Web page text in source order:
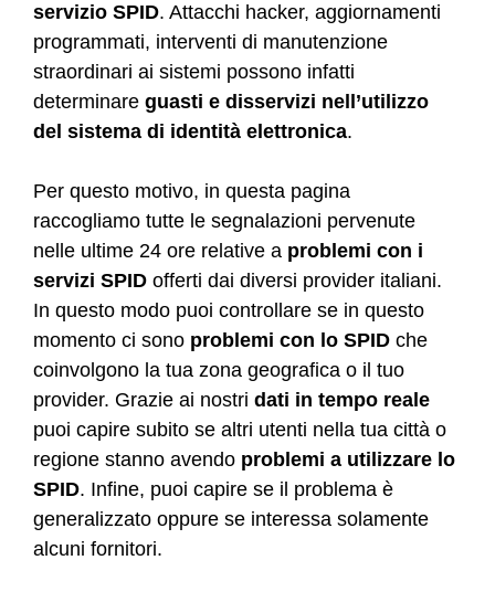
servizio SPID. Attacchi hacker, aggiornamenti
programmati, interventi di manutenzione
straordinari ai sistemi possono infatti
determinare guasti e disservizi nell’utilizzo
del sistema di identità elettronica.
Per questo motivo, in questa pagina
raccogliamo tutte le segnalazioni pervenute
nelle ultime 24 ore relative a problemi con i
servizi SPID offerti dai diversi provider italiani.
In questo modo puoi controllare se in questo
momento ci sono problemi con lo SPID che
coinvolgono la tua zona geografica o il tuo
provider. Grazie ai nostri dati in tempo reale
puoi capire subito se altri utenti nella tua città o
regione stanno avendo problemi a utilizzare lo
SPID. Infine, puoi capire se il problema è
generalizzato oppure se interessa solamente
alcuni fornitori.